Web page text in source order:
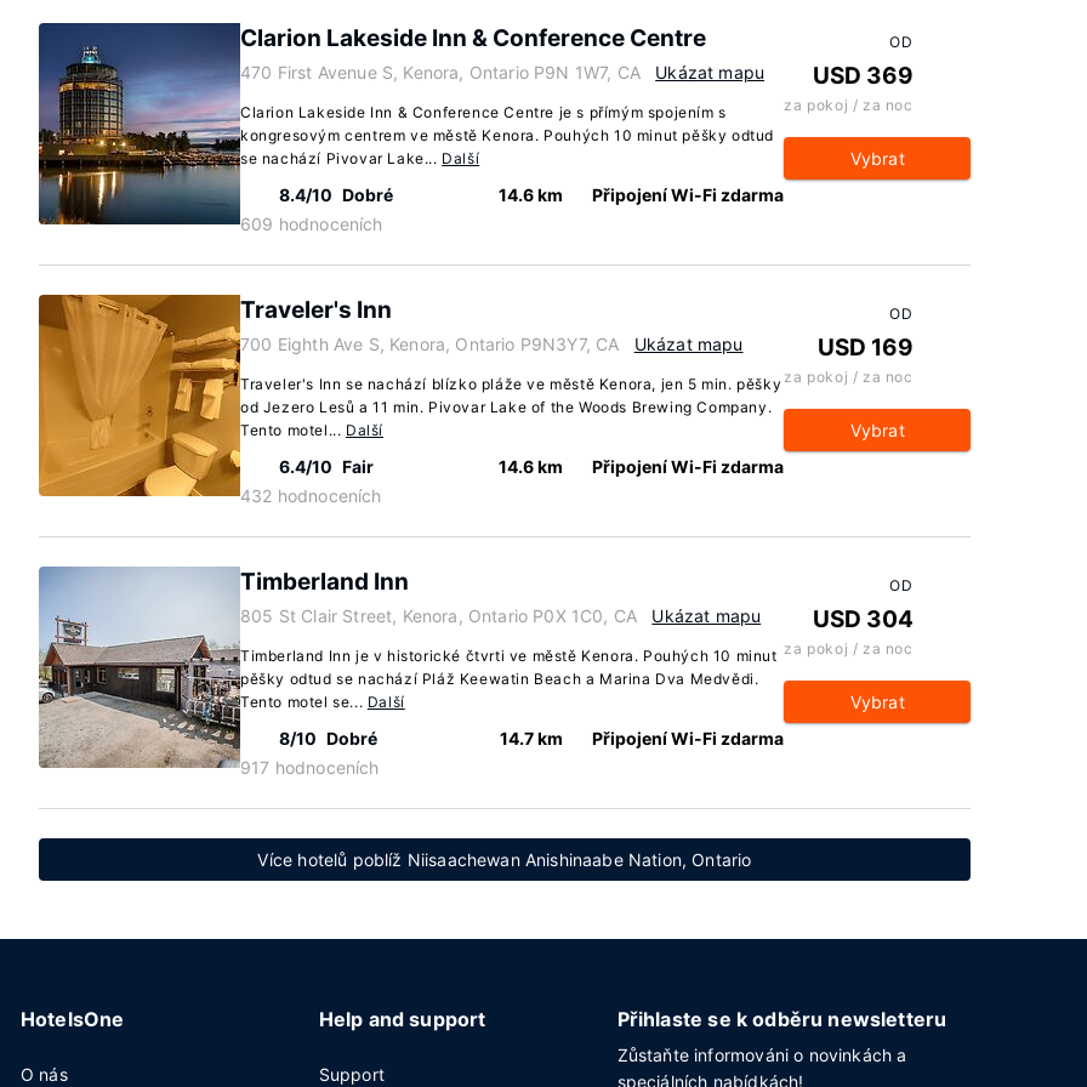
Clarion Lakeside Inn & Conference Centre
470 First Avenue S, Kenora, Ontario P9N 1W7, CA Ukázat mapu
Clarion Lakeside Inn & Conference Centre je s přímým spojením s
kongresovým centrem ve městě Kenora. Pouhých 10 minut pěšky odtud
se nachází Pivovar Lake... Další
8.4/10 Dobré
609 hodnoceních
14.6 km Připojení Wi-Fi zdarma
OD
USD 369
za pokoj / za noc
Vybrat
Traveler's Inn
700 Eighth Ave S, Kenora, Ontario P9N3Y7, CA Ukázat mapu
Traveler's Inn se nachází blízko pláže ve městě Kenora, jen 5 min. pěšky
od Jezero Lesů a 11 min. Pivovar Lake of the Woods Brewing Company.
Tento motel... Další
6.4/10 Fair
432 hodnoceních
14.6 km Připojení Wi-Fi zdarma
OD
USD 169
za pokoj / za noc
Vybrat
Timberland Inn
805 St Clair Street, Kenora, Ontario P0X 1C0, CA Ukázat mapu
Timberland Inn je v historické čtvrti ve městě Kenora. Pouhých 10 minut
pěšky odtud se nachází Pláž Keewatin Beach a Marina Dva Medvědi.
Tento motel se... Další
8/10 Dobré
917 hodnoceních
14.7 km Připojení Wi-Fi zdarma
OD
USD 304
za pokoj / za noc
Vybrat
Více hotelů poblíž Niisaachewan Anishinaabe Nation, Ontario
HotelsOne
O nás
Help and support
Support
Přihlaste se k odběru newsletteru
Zůstaňte informováni o novinkách a
speciálních nabídkách!